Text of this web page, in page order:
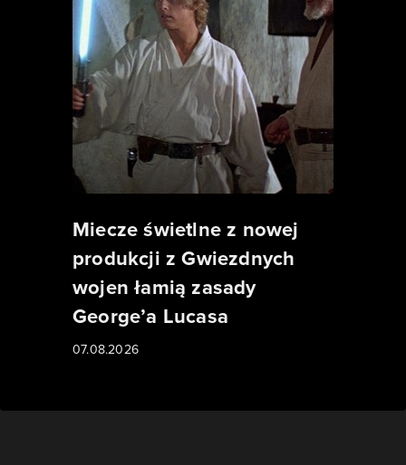
Miecze świetlne z nowej
produkcji z Gwiezdnych
wojen łamią zasady
George’a Lucasa
07.08.2026